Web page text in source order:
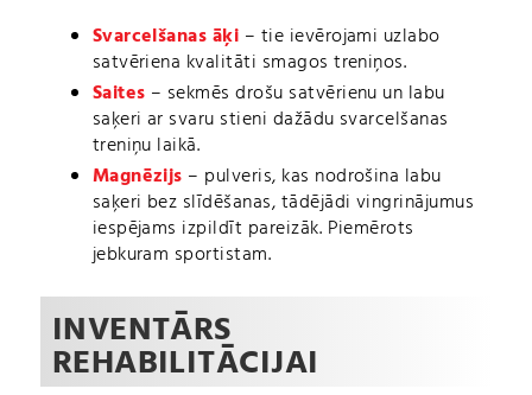
Svarcelšanas āķi – tie ievērojami uzlabo
satvēriena kvalitāti smagos treniņos.
Saites – sekmēs drošu satvērienu un labu
saķeri ar svaru stieni dažādu svarcelšanas
treniņu laikā.
Magnēzijs – pulveris, kas nodrošina labu
saķeri bez slīdēšanas, tādējādi vingrinājumus
iespējams izpildīt pareizāk. Piemērots
jebkuram sportistam.
INVENTĀRS
REHABILITĀCIJAI